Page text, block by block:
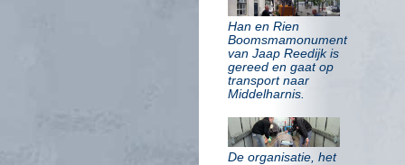
Han en Rien
Boomsmamonument
van Jaap Reedijk is
gereed en gaat op
transport naar
Middelharnis.
De organisatie, het